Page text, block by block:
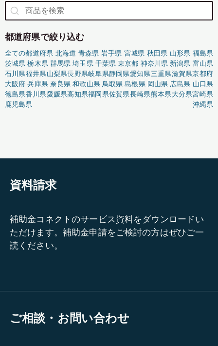
都道府県で絞り込む
全ての都道府県 北海道 青森県 岩手県 宮城県 秋田県 山形県 福島県
茨城県 栃木県 群馬県 埼玉県 千葉県 東京都 神奈川県 新潟県 富山県
石川県福井県山梨県長野県岐阜県静岡県愛知県三重県滋賀県京都府
大阪府 兵庫県 奈良県 和歌山県 鳥取県 島根県 岡山県 広島県 山口県
徳島県香川県愛媛県高知県福岡県佐賀県長崎県熊本県大分県宮崎県
鹿児島県
沖縄県
資料請求
補助金コネクトのサービス資料をダウンロードい
ただけます。補助金申請をご検討の方はぜひご一
読ください。
ご相談・お問い合わせ